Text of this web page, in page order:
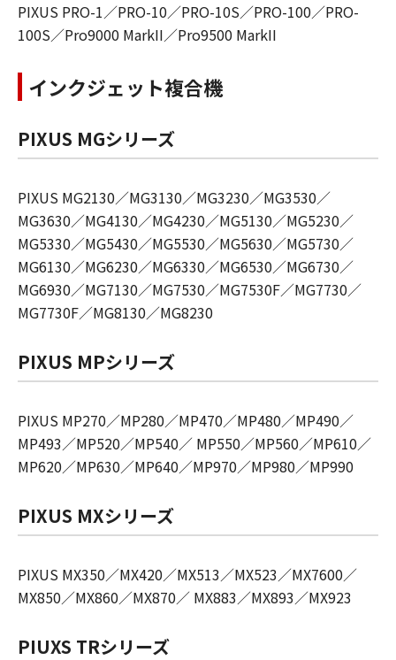
PIXUS PRO-1／PRO-10／PRO-10S／PRO-100／PRO-
100S／Pro9000 MarkII／Pro9500 MarkII
インクジェット複合機
PIXUS MGシリーズ
PIXUS MG2130／MG3130／MG3230／MG3530／
MG3630／MG4130／MG4230／MG5130／MG5230／
MG5330／MG5430／MG5530／MG5630／MG5730／
MG6130／MG6230／MG6330／MG6530／MG6730／
MG6930／MG7130／MG7530／MG7530F／MG7730／
MG7730F／MG8130／MG8230
PIXUS MPシリーズ
PIXUS MP270／MP280／MP470／MP480／MP490／
MP493／MP520／MP540／ MP550／MP560／MP610／
MP620／MP630／MP640／MP970／MP980／MP990
PIXUS MXシリーズ
PIXUS MX350／MX420／MX513／MX523／MX7600／
MX850／MX860／MX870／ MX883／MX893／MX923
PIUXS TRシリーズ